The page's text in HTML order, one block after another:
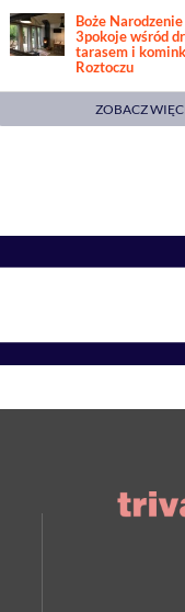
Boże
3pokoje wśród
tarasem i
Roztoczu
ZOBACZ